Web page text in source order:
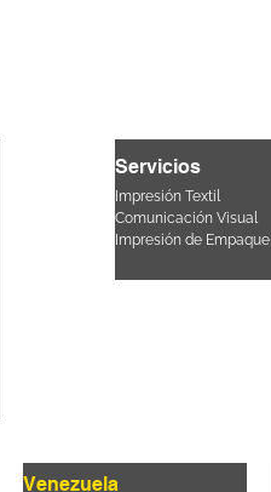
Servicios
Impresión Textil
Comunicación Visual
Impresión de Empaque
Venezuela